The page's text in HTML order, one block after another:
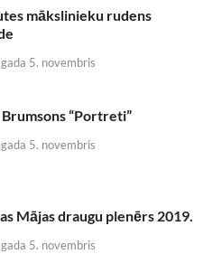
mākslinieku rudens
5. novembris
“Portreti”
5. novembris
Mājas draugu plenērs 2019.
5. novembris